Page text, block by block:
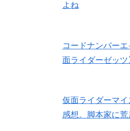
よね
コードナンバー
面ライダーゼッツ
仮面ライダーマ
感想。脚本家に